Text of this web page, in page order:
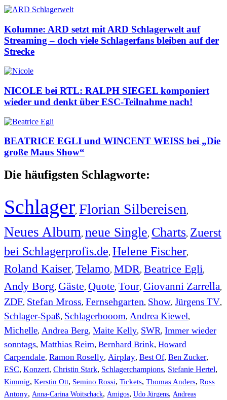
Kolumne: ARD setzt mit ARD Schlagerwelt auf
Streaming – doch viele Schlagerfans bleiben auf der
Strecke
NICOLE bei RTL: RALPH SIEGEL komponiert
wieder und denkt über ESC-Teilnahme nach!
BEATRICE EGLI und WINCENT WEISS bei „Die
große Maus Show“
Die häufigsten Schlagworte:
Schlager, Florian Silbereisen,
Neues Album, neue Single, Charts, Zuerst
bei Schlagerprofis.de, Helene Fischer,
Roland Kaiser, Telamo, MDR, Beatrice Egli,
Andy Borg, Gäste, Quote, Tour, Giovanni Zarrella,
ZDF, Stefan Mross, Fernsehgarten, Show, Jürgens TV,
Schlager-Spaß, Schlagerbooom, Andrea Kiewel,
Michelle, Andrea Berg, Maite Kelly, SWR, Immer wieder
sonntags, Matthias Reim, Bernhard Brink, Howard
Carpendale, Ramon Roselly, Airplay, Best Of, Ben Zucker,
ESC, Konzert, Christin Stark, Schlagerchampions, Stefanie Hertel,
Kimmig, Kerstin Ott, Semino Rossi, Tickets, Thomas Anders, Ross
Antony, Anna-Carina Woitschack, Amigos, Udo Jürgens, Andreas